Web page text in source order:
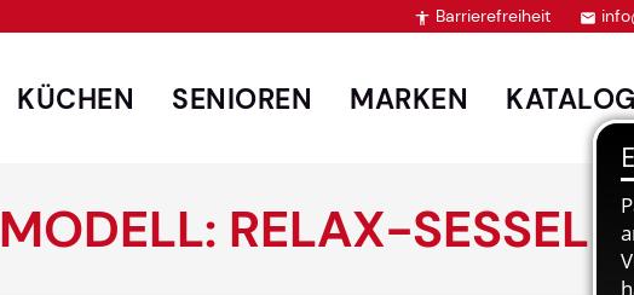
 Barrierefreiheit 
KÜCHEN SENIOREN MARKEN
MODELL: RELAX-SESSEL